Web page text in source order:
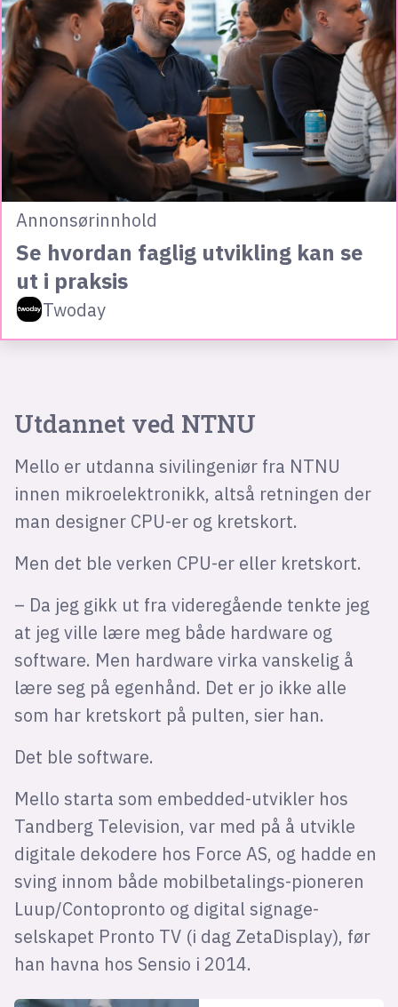
Annonsørinnhold
Se hvordan faglig utvikling kan se
ut i praksis
Twoday
Utdannet ved NTNU
Mello er utdanna sivilingeniør fra NTNU
innen mikroelektronikk, altså retningen der
man designer CPU-er og kretskort.
Men det ble verken CPU-er eller kretskort.
– Da jeg gikk ut fra videregående tenkte jeg
at jeg ville lære meg både hardware og
software. Men hardware virka vanskelig å
lære seg på egenhånd. Det er jo ikke alle
som har kretskort på pulten, sier han.
Det ble software.
Mello starta som embedded-utvikler hos
Tandberg Television, var med på å utvikle
digitale dekodere hos Force AS, og hadde en
sving innom både mobilbetalings-pioneren
Luup/Contopronto og digital signage-
selskapet Pronto TV (i dag ZetaDisplay), før
han havna hos Sensio i 2014.